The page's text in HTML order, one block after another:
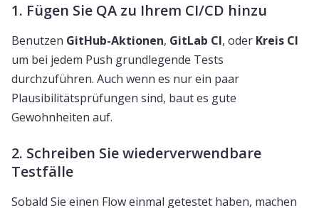
1. Fügen Sie QA zu Ihrem CI/CD hinzu
Benutzen GitHub-Aktionen, GitLab CI, oder Kreis CI
um bei jedem Push grundlegende Tests
durchzuführen. Auch wenn es nur ein paar
Plausibilitätsprüfungen sind, baut es gute
Gewohnheiten auf.
2. Schreiben Sie wiederverwendbare
Testfälle
Sobald Sie einen Flow einmal getestet haben, machen